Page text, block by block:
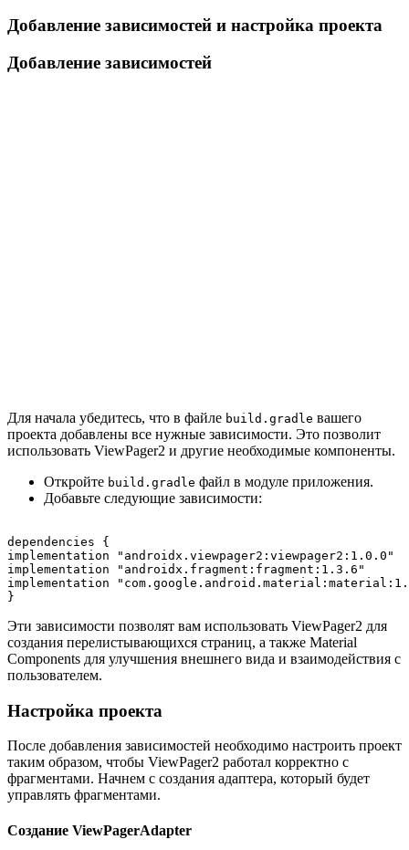
Добавление зависимостей и настройка проекта
Добавление зависимостей
Для начала убедитесь, что в файле build.gradle вашего
проекта добавлены все нужные зависимости. Это позволит
использовать ViewPager2 и другие необходимые компоненты.
Откройте build.gradle файл в модуле приложения.
Добавьте следующие зависимости:
dependencies {
implementation "androidx.viewpager2:viewpager2:1.0.0"
implementation "androidx.fragment:fragment:1.3.6"
implementation
Эти зависимости позволят вам использовать ViewPager2 для
создания перелистывающихся страниц, а также Material
Components для улучшения внешнего вида и взаимодействия с
пользователем.
Настройка проекта
После добавления зависимостей необходимо настроить проект
таким образом, чтобы ViewPager2 работал корректно с
фрагментами. Начнем с создания адаптера, который будет
управлять фрагментами.
Создание ViewPagerAdapter